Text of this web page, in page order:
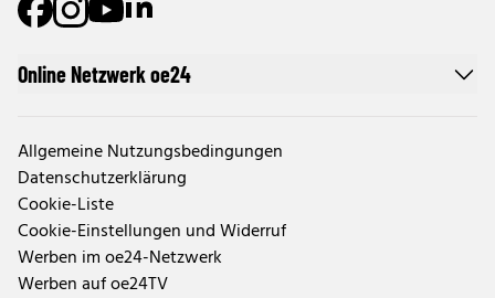
Online Netzwerk oe24
Allgemeine Nutzungsbedingungen
Datenschutzerklärung
Cookie-Liste
Cookie-Einstellungen und Widerruf
Werben im oe24-Netzwerk
Werben auf oe24TV